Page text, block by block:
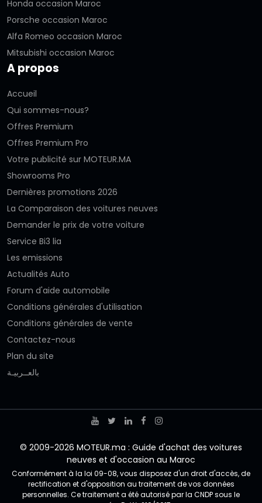
Honda occasion Maroc
Porsche occasion Maroc
Alfa Romeo occasion Maroc
Mitsubishi occasion Maroc
A propos
Accueil
Qui sommes-nous?
Offres Premium
Offres Premium Pro
Votre publicité sur MOTEUR.MA
Showrooms Pro
Dernières promotions 2026
La Comparaison des voitures neuves
Demander le prix de votre voiture
Service Bi3 lia
Les emissions
Actualités Auto
Forum d'aide automobile
Conditions générales d'utilisation
Conditions générales de vente
Contactez-nous
Plan du site
بالعــربيـة
© 2009-2026 MOTEUR.ma : Guide d'achat des voitures
neuves et d'occasion au Maroc
Conformément à la loi 09-08, vous disposez d'un droit d'accès, de
rectification et d'opposition au traitement de vos données
personnelles. Ce traitement a été autorisé par la CNDP sous le